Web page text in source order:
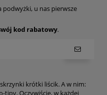
podwyżki, u nas pierwsze
kod rabatowy.
krótki liścik. A w nim:
tipy. Oczywiście, w każdej